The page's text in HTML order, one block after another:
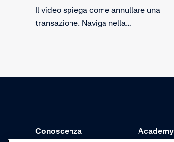
Il video spiega come annullare una
transazione. Naviga nella
Conoscenza Academy